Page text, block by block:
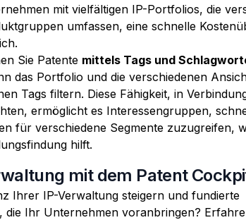
mit vielfältigen IP-Portfolios, die
umfassen, eine schnelle
Sie Patente mittels Tags und
das Portfolio und die verschiedenen
Tags filtern. Diese Fähigkeit, in
ermöglicht es Interessengruppen,
für verschiedene Segmente zuzugreifen,
hilft.
mit dem Patent
Ihrer IP-Verwaltung steigern und fundierte
die Ihr Unternehmen voranbringen?